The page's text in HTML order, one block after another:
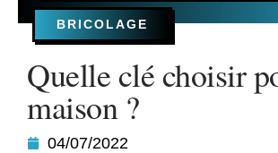
BRICOLAGE
Quelle clé choisir
maison ?
04/07/2022